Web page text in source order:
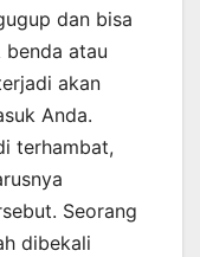
dan bisa
benda atau
akan
Anda.
terhambat,
Seorang
dibekali